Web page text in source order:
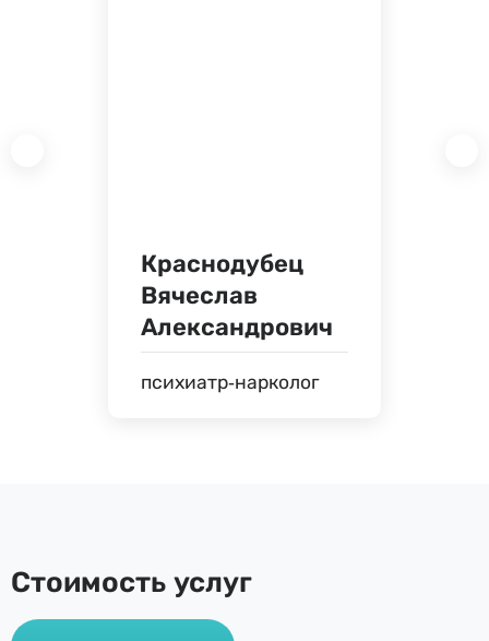
Краснодубец
Вячеслав
Александрович
психиатр-нарколог
Стоимость услуг